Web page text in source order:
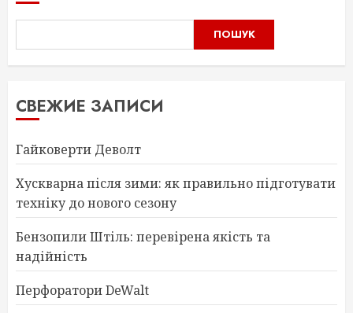
ПОШУК
СВЕЖИЕ ЗАПИСИ
Гайковерти Деволт
Хускварна після зими: як правильно підготувати
техніку до нового сезону
Бензопили Штіль: перевірена якість та
надійність
Перфоратори DeWalt